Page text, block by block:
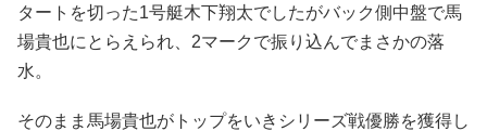
タートを切った1号艇木下翔太でしたがバック側中盤で馬
場貴也にとらえられ、2マークで振り込んでまさかの落
水。
そのまま馬場貴也がトップをいきシリーズ戦優勝を獲得し